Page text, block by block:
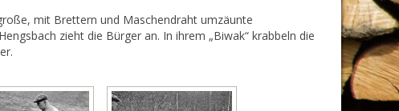
mit Brettern und Maschendraht umzäunte
zieht die Bürger an. In ihrem „Biwak“ krabbeln die